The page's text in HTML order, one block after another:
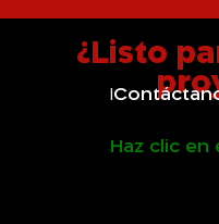
¿Listo
¡
Haz clic